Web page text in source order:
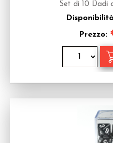
Set di 10 Dadi
Prezzo: